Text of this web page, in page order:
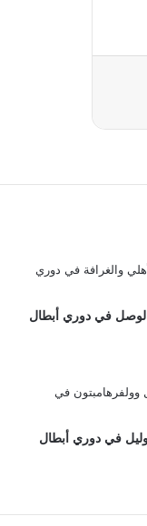
في دوري أبطال
وليل في دوري أبطال